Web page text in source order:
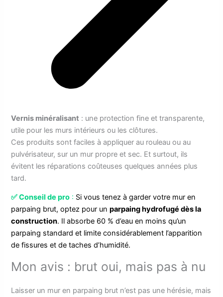
Vernis minéralisant : une protection fine et transparente,
utile pour les murs intérieurs ou les clôtures.
Ces produits sont faciles à appliquer au rouleau ou au
pulvérisateur, sur un mur propre et sec. Et surtout, ils
évitent les réparations coûteuses quelques années plus
tard.
✅Conseil de pro : Si vous tenez à garder votre mur en
parpaing brut, optez pour unparpaing hydrofugé dès la
construction. Il absorbe 60 % d’eau en moins qu’un
parpaing standard et limite considérablement l’apparition
de fissures et de taches d’humidité.
Mon avis : brut oui, mais pas à nu
Laisser un mur en parpaing brut n’est pas une hérésie, mais